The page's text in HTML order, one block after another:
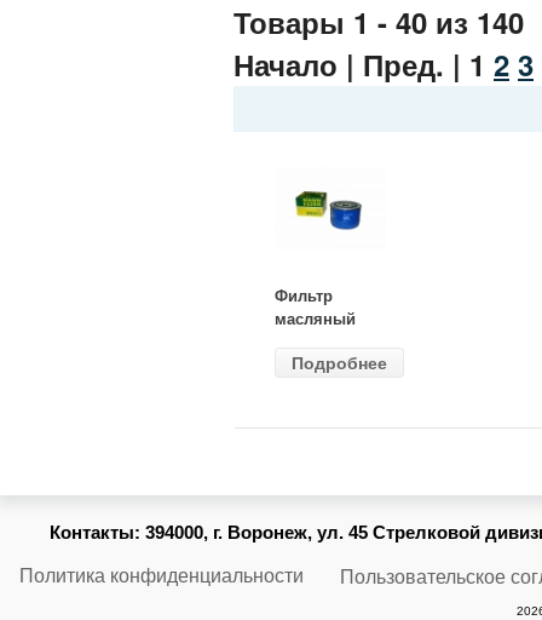
Товары 1 - 40 из 140
Начало | Пред. | 1 2 3
Фильтр
масляный
(MANN) W
Подробнее
Контакты: 394000, г. Воронеж, ул. 45 Стрелковой
Политика конфиденциальности Пользовательское